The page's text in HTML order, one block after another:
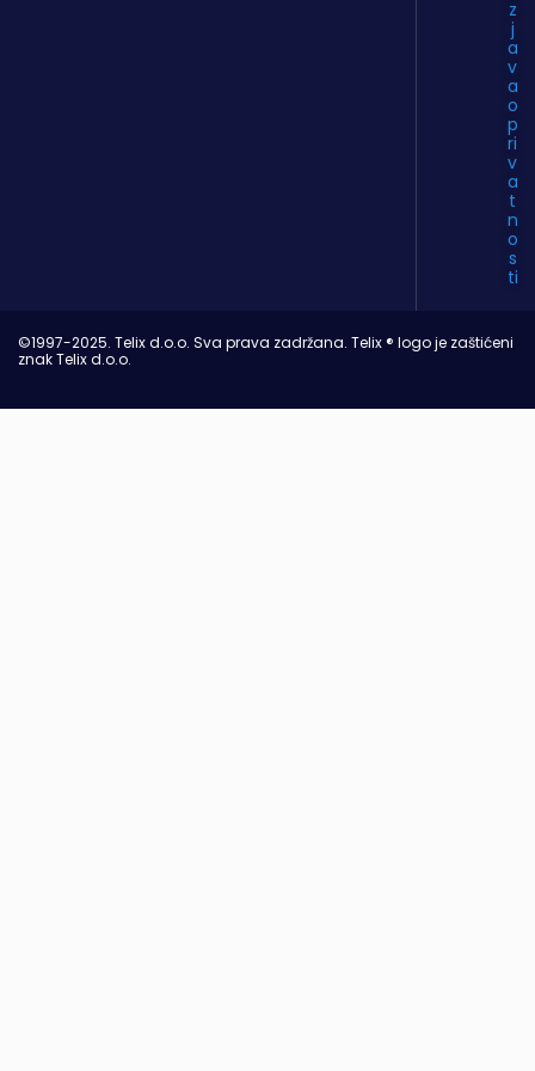
z
j
a
v
a
o
p
ri
v
a
t
n
o
s
ti
©1997-2025. Telix d.o.o. Sva prava zadržana. Telix ® logo je zaštićeni
znak Telix d.o.o.